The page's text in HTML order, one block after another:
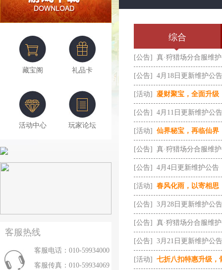
藏宝阁 礼品卡
活动中心 玩家论坛
客服热线
客服电话：010-59934000
客服传真：010-59934069
综合
[公告] 真·狩猎场分合服维
[公告] 4月18日更新维护公告
[活动] 凝财聚宝，全面升级
[公告] 4月11日更新维护公告
[活动] 仙界秘宝，再临仙界
[公告] 真·狩猎场分合服维
[公告] 4月4日更新维护公告
[活动] 春风化雨，以寄相思
[公告] 3月28日更新维护公告
[公告] 真·狩猎场分合服维
[公告] 3月21日更新维护公告
[活动] 七折八扣特惠升级，